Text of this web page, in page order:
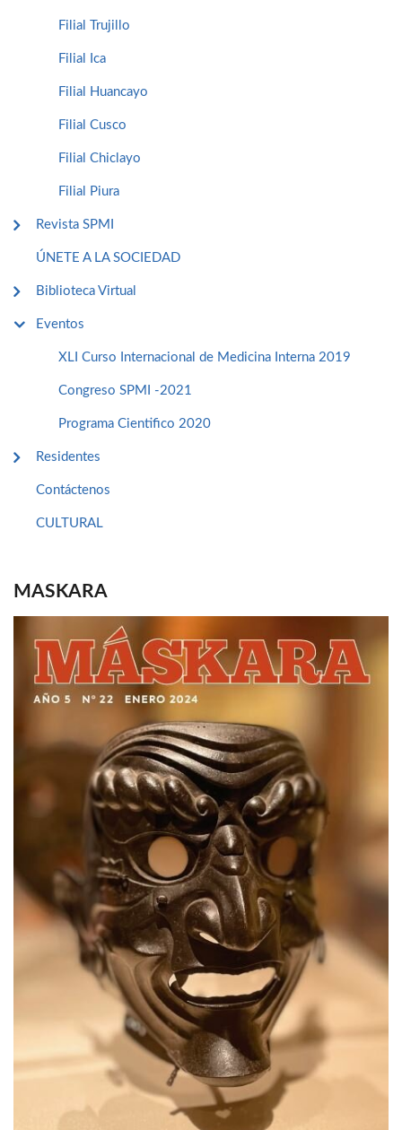
Filial Trujillo
Filial Ica
Filial Huancayo
Filial Cusco
Filial Chiclayo
Filial Piura
Revista SPMI
ÚNETE A LA SOCIEDAD
Biblioteca Virtual
Eventos
XLI Curso Internacional de Medicina Interna 2019
Congreso SPMI -2021
Programa Cientifico 2020
Residentes
Contáctenos
CULTURAL
MASKARA